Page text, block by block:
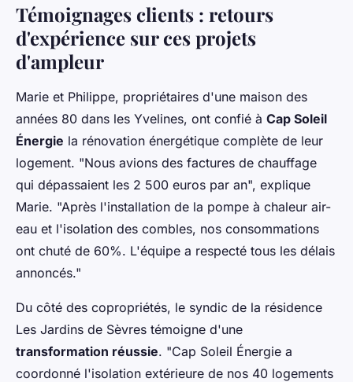
Témoignages clients : retours
d'expérience sur ces projets
d'ampleur
Marie et Philippe, propriétaires d'une maison des
années 80 dans les Yvelines, ont confié à Cap Soleil
Énergie la rénovation énergétique complète de leur
logement. "Nous avions des factures de chauffage
qui dépassaient les 2 500 euros par an", explique
Marie. "Après l'installation de la pompe à chaleur air-
eau et l'isolation des combles, nos consommations
ont chuté de 60%. L'équipe a respecté tous les délais
annoncés."
Du côté des copropriétés, le syndic de la résidence
Les Jardins de Sèvres témoigne d'une
transformation réussie. "Cap Soleil Énergie a
coordonné l'isolation extérieure de nos 40 logements